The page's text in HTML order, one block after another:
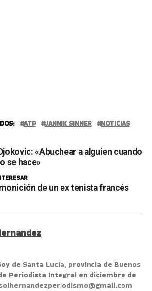
ATP JANNIK SINNER NOTICIAS
«Abuchear a alguien cuando
se hace»
de un ex tenista francés
de Santa Lucía, provincia de Buenos
Periodista Integral en diciembre de